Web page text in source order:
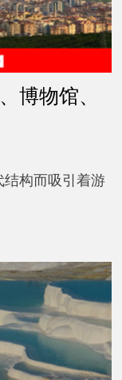
博物馆、
构而吸引着游